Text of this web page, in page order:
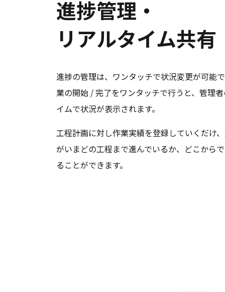
進捗管理・
リアルタイム共有
進捗の管理は、ワンタッチで状況変更が可能
業の開始 / 完了をワンタッチで行うと、管理
イムで状況が表示されます。
工程計画に対し作業実績を登録していくだけ
がいまどの工程まで進んでいるか、どこから
ることができます。